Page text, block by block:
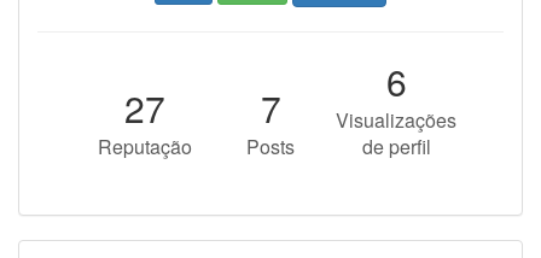
27
Reputação
7
Posts
6
Visualizações
de perfil